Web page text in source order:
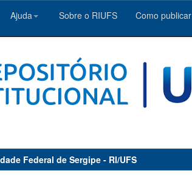
Ajuda Sobre o RIUFS Como publicar
Federal de Sergipe - RI/UFS